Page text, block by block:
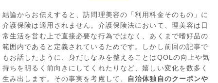
結論からお伝えすると、訪問理美容の「利用料金そのもの」に
介護保険は適用されません。介護保険法において、理美容は日
常生活を営む上で直接必要な行為ではなく、あくまで嗜好品の
範囲内であると定義されているためです。しかし前回の記事で
もお話したように、身だしなみを整えることはQOLの向上や気
持ちを明るく前向きにしてくれたりなど、嬉しい変化を数多く
生み出します。その事実を考慮して、
自治体独自のクーポンや